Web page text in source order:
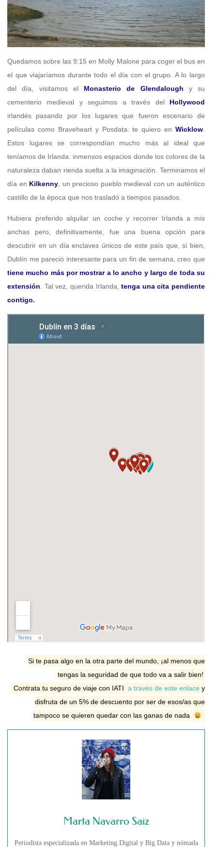
Quedamos sobre las 9:15 en Molly Malone para coger el bus en
el que viajaríamos durante todo el día con el grupo. A lo largo
del día, visitamos el
Monasterio de Glendalough y su
cementerio medieval y seguimos a través del Hollywood
irlandés pasando por los lugares que fueron escenario de
películas como Braveheart y Posdata: te quiero en Wicklow.
Estos lugares se correspondían mucho más al ideal que
teníamos de Irlanda: inmensos espacios donde los colores de la
naturaleza daban rienda suelta a la imaginación. Terminamos el
día en Kilkenny, un precioso pueblo medieval con un auténtico
castillo de la época que nos trasladó a tiempos pasados.
Hubiera preferido alquilar un coche y recorrer Irlanda a mis
anchas pero, definitivamente, fue una buena opción para
descubrir en un día enclaves únicos de este país que, si bien,
Dublín me pareció interesante para un fin de semana, creo que
tiene mucho más por mostrar a lo ancho y largo de toda su
extensión. Tal vez, querida Irlanda, tenga una cita pendiente
contigo.
Si te pasa algo en la otra parte del mundo, ¡al menos que
tengas la seguridad de que todo va a salir bien!
Contrata tu seguro de viaje con IATI a través de este enlace y
disfruta de un 5% de descuento por ser de esos/as que
tampoco se quieren quedar con las ganas de nada
Marta Navarro Saiz
Periodista especializada en Marketing Digital y Big Data y nómada